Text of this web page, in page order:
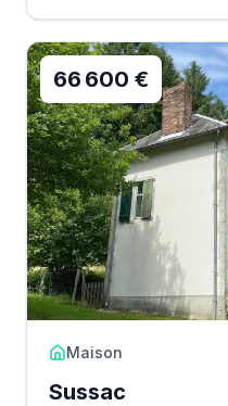
66 600 €
Maison
Sussac